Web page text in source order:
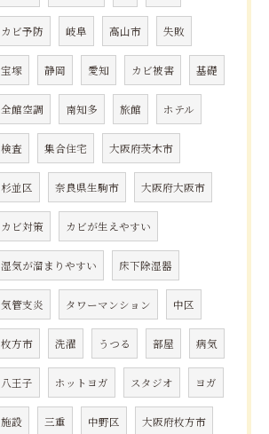
カビ予防 岐阜 高山市 失敗
宝塚 静岡 愛知 カビ被害 基礎
全館空調 南知多 旅館 ホテル
検査 集合住宅 大阪府茨木市
杉並区 奈良県生駒市 大阪府大阪市
カビ対策 カビが生えやすい
湿気が溜まりやすい 床下除湿器
気管支炎 タワーマンション 中区
枚方市 洗濯 うつる 部屋 病気
八王子 ホットヨガ スタジオ ヨガ
施設 三重 中野区 大阪府枚方市